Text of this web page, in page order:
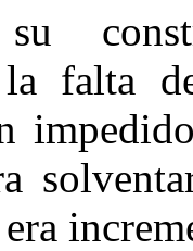
la falta
era